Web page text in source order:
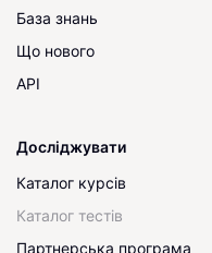
База знань
Що нового
API
Досліджувати
Каталог курсів
Каталог тестів
Партнерська програма